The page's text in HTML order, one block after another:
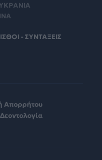
- ΣΥΝΤΑΞΕΙΣ
Απορρήτου
Δεοντολογία